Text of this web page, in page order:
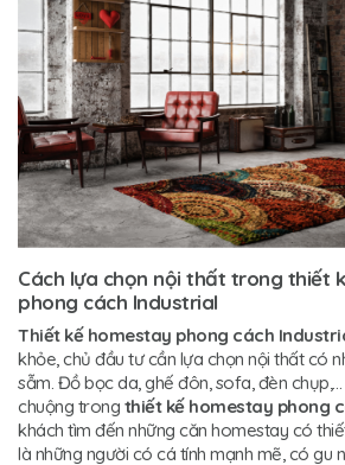
Cách lựa chọn nội thất trong thiết
phong cách Industrial
Thiết kế homestay phong cách
khỏe, chủ đầu tư cần lựa chọn nội thất có
sẫm. Đồ bọc da, ghế đôn, sofa, đèn
chuộng trong thiết kế homestay phong
khách tìm đến những căn homestay có
là những người có cá tính mạnh mẽ, có gu